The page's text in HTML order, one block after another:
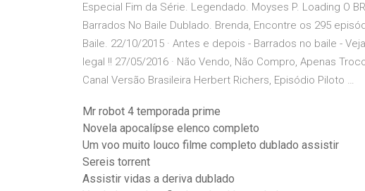
Especial Fim da Série. Legendado. Moyses P. Loading O
Barrados No Baile Dublado. Brenda, Encontre os 295
Baile. 22/10/2015 · Antes e depois - Barrados no baile -
legal !! 27/05/2016 · Não Vendo, Não Compro, Apenas
Canal Versão Brasileira Herbert Richers, Episódio Piloto …
Mr robot 4 temporada prime
Novela apocalípse elenco completo
Um voo muito louco filme completo dublado assistir
Sereis torrent
Assistir vidas a deriva dublado